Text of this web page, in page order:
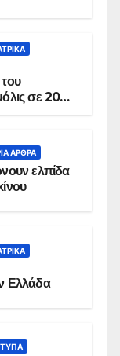
σε 20
ΑΡΘΡΑ
ελπίδα
Ελλάδα